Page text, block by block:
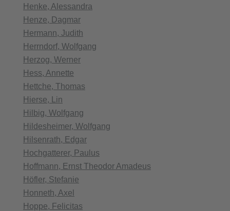
Henke, Alessandra
Henze, Dagmar
Hermann, Judith
Herrndorf, Wolfgang
Herzog, Werner
Hess, Annette
Hettche, Thomas
Hierse, Lin
Hilbig, Wolfgang
Hildesheimer, Wolfgang
Hilsenrath, Edgar
Hochgatterer, Paulus
Hoffmann, Ernst Theodor Amadeus
Höfler, Stefanie
Honneth, Axel
Hoppe, Felicitas